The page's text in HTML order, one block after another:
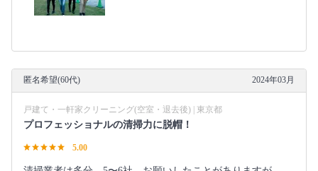
匿名希望(60代) 2024年03月
戸建て・一軒家クリーニング(空室・退去後) | 東京都
プロフェッショナルの清掃力に脱帽！
5.00